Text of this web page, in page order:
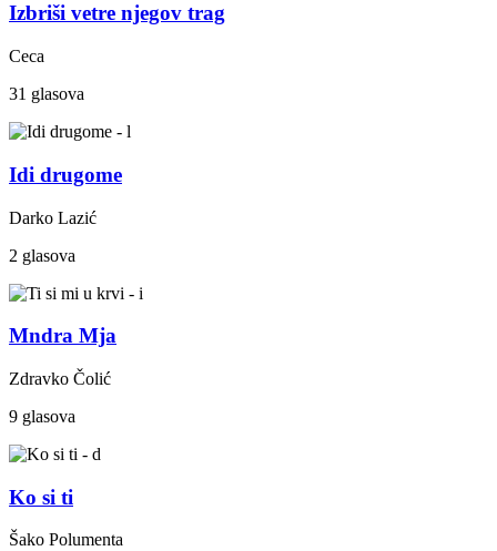
Izbriši vetre njegov trag
Ceca
31 glasova
Idi drugome
Darko Lazić
2 glasova
Mndra Mja
Zdravko Čolić
9 glasova
Ko si ti
Šako Polumenta